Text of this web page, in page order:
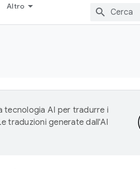
Altro
tecnologia AI per tradurre i
traduzioni generate dall'AI